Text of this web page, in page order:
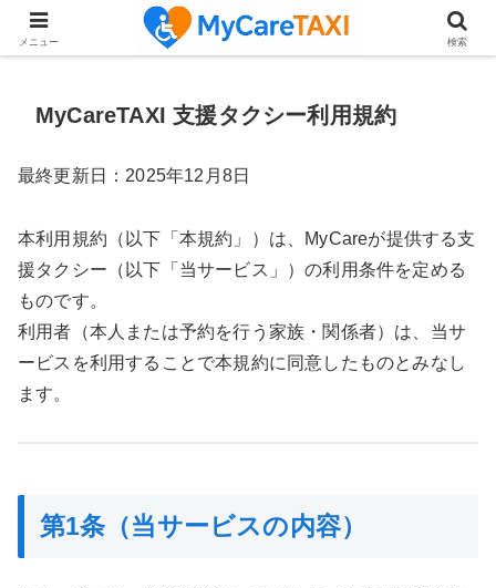
【もう一度「家族で外食」のたのしみを】厳選！ランチプラ
MyCareTAXI 支援タクシー利用規約
最終更新日：2025年12月8日
本利用規約（以下「本規約」）は、MyCareが提供する支
援タクシー（以下「当サービス」）の利用条件を定める
ものです。
利用者（本人または予約を行う家族・関係者）は、当サ
ービスを利用することで本規約に同意したものとみなし
ます。
第1条（当サービスの内容）
メニュー 検索